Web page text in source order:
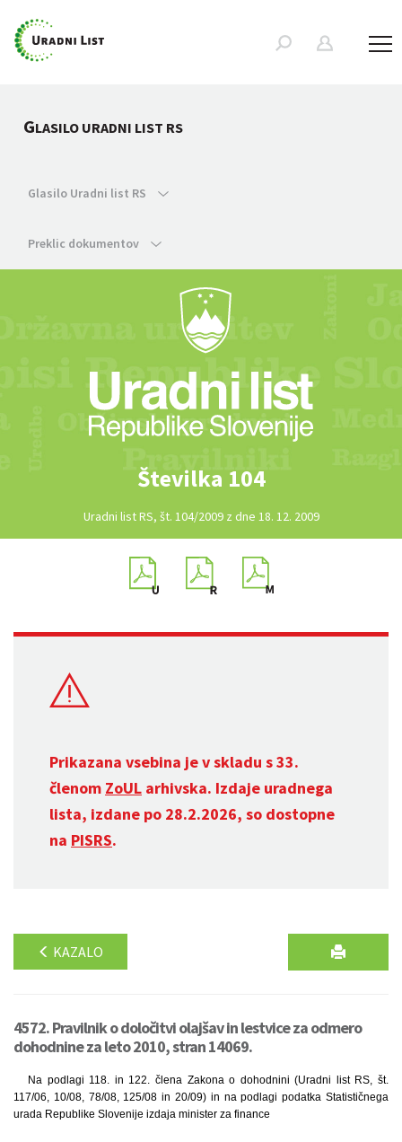
GLASILO URADNI LIST RS
Glasilo Uradni list RS
Preklic dokumentov
Številka 104
Uradni list RS, št. 104/2009 z dne 18. 12. 2009
Prikazana vsebina je v skladu s 33.
členom ZoUL arhivska. Izdaje uradnega
lista, izdane po 28.2.2026, so dostopne
na PISRS.
KAZALO
4572. Pravilnik o določitvi olajšav in lestvice za odmero
dohodnine za leto 2010, stran 14069.
Na podlagi 118. in 122. člena Zakona o dohodnini (Uradni list RS, št.
117/06, 10/08, 78/08, 125/08 in 20/09) in na podlagi podatka Statističnega
urada Republike Slovenije izdaja minister za finance